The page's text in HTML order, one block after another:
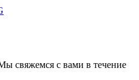
свяжемся с вами в течение